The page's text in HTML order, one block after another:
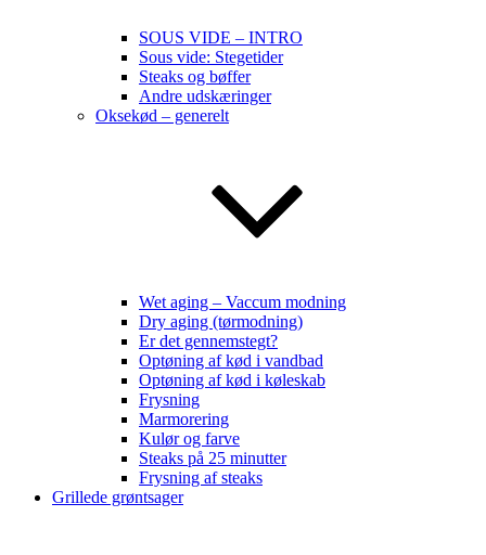
SOUS VIDE – INTRO
Sous vide: Stegetider
Steaks og bøffer
Andre udskæringer
Oksekød – generelt
Wet aging – Vaccum modning
Dry aging (tørmodning)
Er det gennemstegt?
Optøning af kød i vandbad
Optøning af kød i køleskab
Frysning
Marmorering
Kulør og farve
Steaks på 25 minutter
Frysning af steaks
Grillede grøntsager